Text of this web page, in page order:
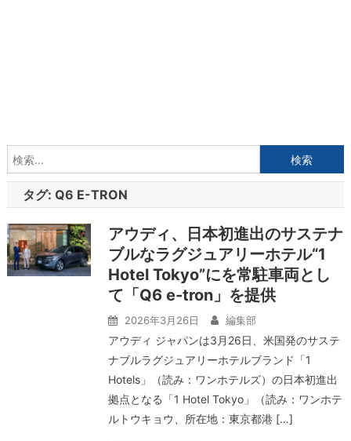
索:
タグ: Q6 E-TRON
アウディ、日本初進出のサステナ
ブルなラグジュアリーホテル“1
Hotel Tokyo”にを常駐車両とし
て「Q6 e-tron」を提供
2026年3月26日 編集部
アウディ ジャパンは3月26日、米国発のサステ
ナブルラグジュアリーホテルブランド「1
Hotels」（読み：ワンホテルズ）の日本初進出
拠点となる「1 Hotel Tokyo」（読み：ワンホテ
ルトウキョウ、所在地：東京都港 […]